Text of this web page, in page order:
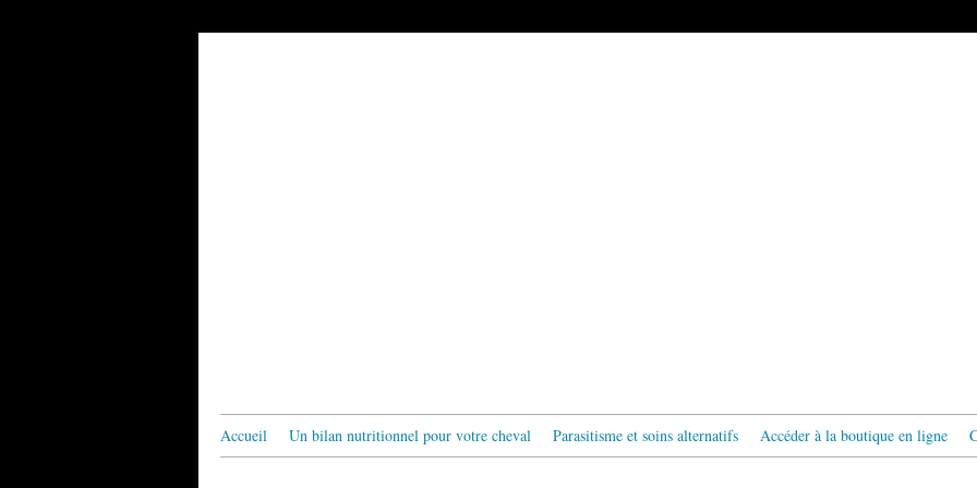
Accueil Un bilan nutritionnel pour votre cheval Parasitisme et soins alternatifs Accéder à la boutique en ligne